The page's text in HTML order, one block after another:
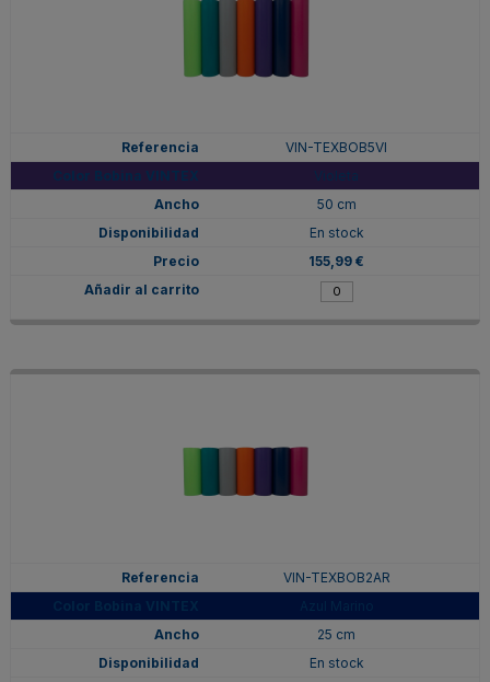
VIN-TEXBOB5VI
Violeta
50 cm
En stock
155,99 €
VIN-TEXBOB2AR
25 cm
En stock